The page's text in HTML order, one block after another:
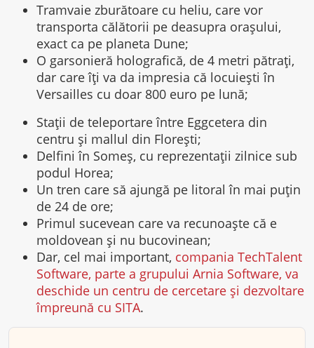
Tramvaie zburătoare cu heliu, care vor
transporta călătorii pe deasupra orașului,
exact ca pe planeta Dune;
O garsonieră holografică, de 4 metri pătrați,
dar care îți va da impresia că locuiești în
Versailles cu doar 800 euro pe lună;
Stații de teleportare între Eggcetera din
centru și mallul din Florești;
Delfini în Someș, cu reprezentații zilnice sub
podul Horea;
Un tren care să ajungă pe litoral în mai puțin
de 24 de ore;
Primul sucevean care va recunoaște că e
moldovean și nu bucovinean;
Dar, cel mai important, compania TechTalent
Software, parte a grupului Arnia Software, va
deschide un centru de cercetare și dezvoltare
împreună cu SITA.